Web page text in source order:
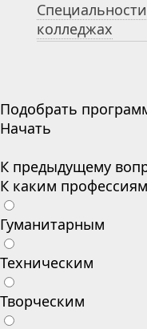
колледжах
Подобрать
Начать
К предыдущему
К каким
Гуманитарным
Техническим
Творческим